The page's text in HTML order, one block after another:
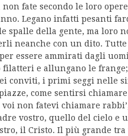
non fate secondo le loro
Legano infatti pesanti
spalle della gente, ma loro
neanche con un dito.
essere ammirati dagli
e allungano le frange;
conviti, i primi seggi nelle
come sentirsi chiamare
voi non fatevi chiamare
vostro, quello del cielo e
il Cristo. Il più grande